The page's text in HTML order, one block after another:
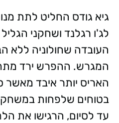
גיא גודס החליט לתת
לג'ו רגלנד ושחקני
העובדה שחולוניה ללא
המגרש. ההפרש ירד
האריס יותר איבד מאשר
בטוחים שלפחות במשחק
עד לסיום, הרגישו את